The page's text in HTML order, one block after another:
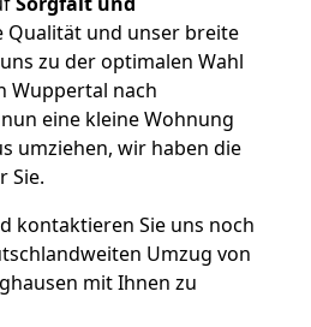
Qualität und unser breite
zu der optimalen Wahl
Wuppertal nach
eine kleine Wohnung
umziehen, wir haben die
Sie.
kontaktieren Sie uns noch
Umzug von
mit Ihnen zu